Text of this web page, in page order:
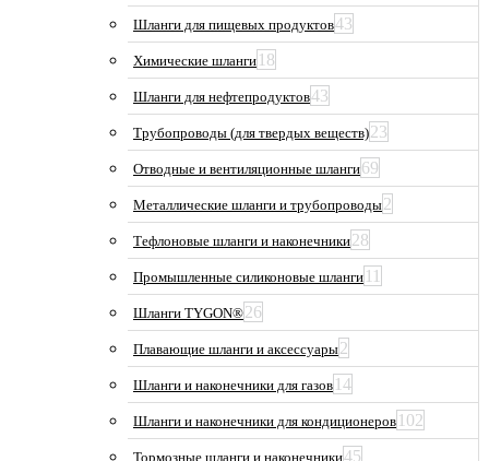
Шланги для пищевых продуктов43
Химические шланги 18
Шланги для нефтепродуктов43
Трубопроводы (для твердых веществ)23
Отводные и вентиляционные шланги69
Металлические шланги и трубопроводы2
Тефлоновые шланги и наконечники28
Промышленные силиконовые шланги 11
Шланги TYGON®26
Плавающие шланги и аксессуары2
Шланги и наконечники для газов 14
Шланги и наконечники для кондиционеров 102
Тормозные шланги и наконечники45